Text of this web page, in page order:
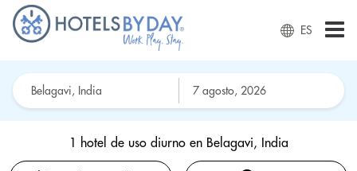
ES
1 hotel de uso diurno en Belagavi, India